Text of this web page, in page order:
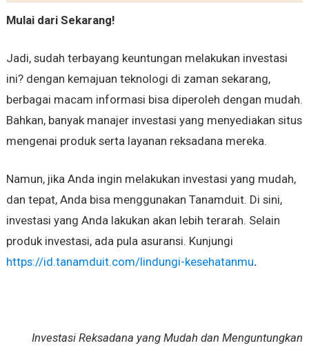
Mulai dari Sekarang!
Jadi, sudah terbayang keuntungan melakukan investasi
ini? dengan kemajuan teknologi di zaman sekarang,
berbagai macam informasi bisa diperoleh dengan mudah.
Bahkan, banyak manajer investasi yang menyediakan situs
mengenai produk serta layanan reksadana mereka.
Namun, jika Anda ingin melakukan investasi yang mudah,
dan tepat, Anda bisa menggunakan Tanamduit. Di sini,
investasi yang Anda lakukan akan lebih terarah. Selain
produk investasi, ada pula asuransi. Kunjungi
https://id.tanamduit.com/lindungi-kesehatanmu.
Investasi Reksadana yang Mudah dan Menguntungkan